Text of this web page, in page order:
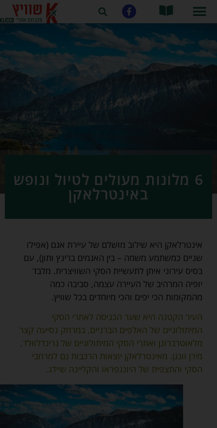
6 מלונות מעולים לטיול ונופש
באינטרלאקן
אינטרלאקן היא שילוב מושלם של עיירת אגם (אפילו
שניים כמשתמע משמה – בין האגמים ברינץ ותון), עם
בסיס עירוני איתן לתעשיית הסקי השוויצרית. מלבד
יופיה המרהיב של העיירה עצמה, סביבה כמה
מהמקומות הכי יפים והכי מיוחדים בכל שוויץ.
העיר הקטנה היא שער הכניסה לאתרי הסקי
המיתולוגיים של האלפים הברניים, במרחק נסיעה קצר
מלאוטרברונן ואתרי הסקי המיתולוגיים של גרינדלוולד,
מירן וונגן. מאינטרלאקן יוצאות הרכבות גם למרחבי
הסקי והתצפית של היונגפראו והקליינה שיידג.